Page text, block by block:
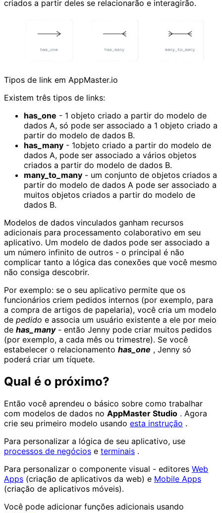
criados a partir deles se relacionarão e interagirão.
Tipos de link em AppMaster.io
Existem três tipos de links:
has_one - 1 objeto criado a partir do modelo de
dados A, só pode ser associado a 1 objeto criado a
partir do modelo de dados B.
has_many - 1objeto criado a partir do modelo de
dados A, pode ser associado a vários objetos
criados a partir do modelo de dados B.
many_to_many - um conjunto de objetos criados a
partir do modelo de dados A pode ser associado a
muitos objetos criados a partir do modelo de
dados B.
Modelos de dados vinculados ganham recursos
adicionais para processamento colaborativo em seu
aplicativo. Um modelo de dados pode ser associado a
um número infinito de outros - o principal é não
complicar tanto a lógica das conexões que você mesmo
não consiga descobrir.
Por exemplo: se o seu aplicativo permite que os
funcionários criem pedidos internos (por exemplo, para
a compra de artigos de papelaria), você cria um modelo
de pedido e associa um usuário existente a ele por meio
de has_many- então Jenny pode criar muitos pedidos
(por exemplo, a cada mês ou trimestre). Se você
estabelecer o relacionamento has_one , Jenny só
poderá criar um tíquete.
Qual é o próximo?
Então você aprendeu o básico sobre como trabalhar
com modelos de dados no AppMaster Studio . Agora
crie seu primeiro modelo usando esta instrução .
Para personalizar a lógica de seu aplicativo, use
processos de negócios e terminais .
Para personalizar o componente visual - editores Web
Apps (criação de aplicativos da web) e Mobile Apps
(criação de aplicativos móveis).
Você pode adicionar funções adicionais usando